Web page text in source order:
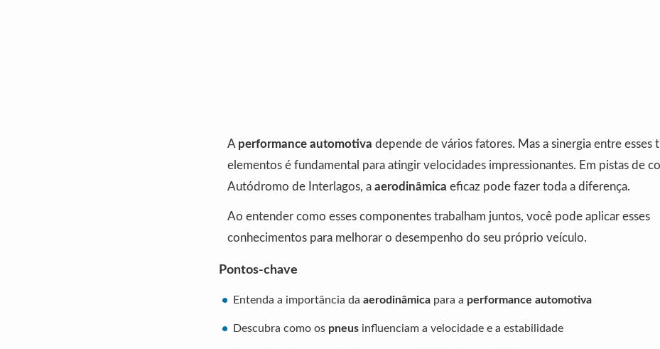
A performance automotiva depende de vários fatores. Mas a sinergia entre esses
elementos é fundamental para atingir velocidades impressionantes. Em pistas de
Autódromo de Interlagos, a aerodinâmica eficaz pode fazer toda a diferença.
Ao entender como esses componentes trabalham juntos, você pode aplicar esses
conhecimentos para melhorar o desempenho do seu próprio veículo.
Pontos-chave
Entenda a importância da aerodinâmica para a performance automotiva
Descubra como os pneus influenciam a velocidade e a estabilidade